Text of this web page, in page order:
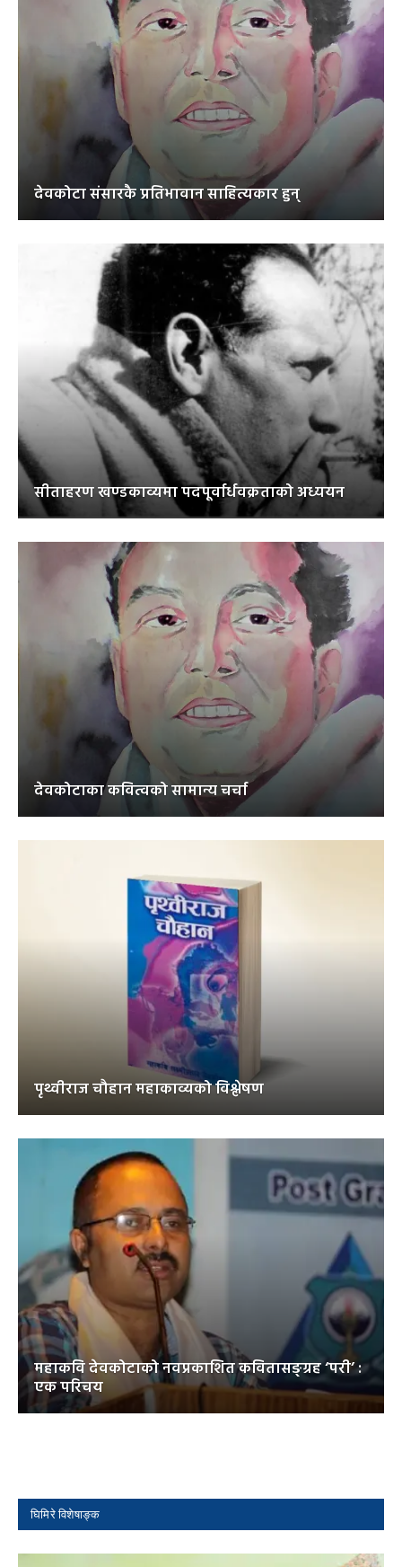
देवकोटा संसारकै प्रतिभावान साहित्यकार हुन्
सीताहरण खण्डकाव्यमा पदपूर्वार्धवक्रताको अध्ययन
देवकोटाका कवित्वको सामान्य चर्चा
पृथ्वीराज चौहान महाकाव्यको विश्लेषण
महाकवि देवकोटाको नवप्रकाशित कवितासङ्ग्रह ‘परी’ :
एक परिचय
घिमिरे विशेषाङ्क